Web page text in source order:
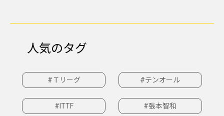
人気のタグ
#Ｔリーグ #テンオール
#ITTF #張本智和